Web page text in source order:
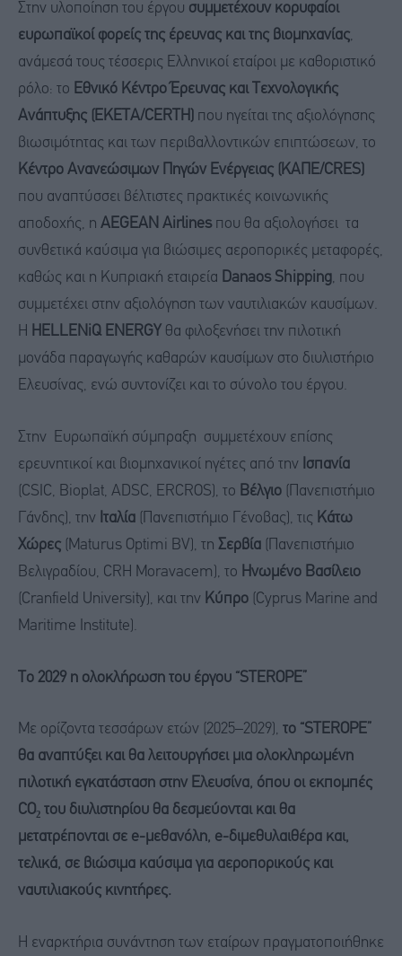
Στην υλοποίηση του έργου συμμετέχουν κορυφαίοι
ευρωπαϊκοί φορείς της έρευνας και της βιομηχανίας,
ανάμεσά τους τέσσερις Ελληνικοί εταίροι με καθοριστικό
ρόλο: το Εθνικό Κέντρο Έρευνας και Τεχνολογικής
Ανάπτυξης (ΕΚΕΤΑ/CERTH)
που ηγείται της αξιολόγησης
βιωσιμότητας και των περιβαλλοντικών επιπτώσεων, το
Κέντρο Ανανεώσιμων Πηγών Ενέργειας (ΚΑΠΕ/CRES)
που αναπτύσσει βέλτιστες πρακτικές κοινωνικής
αποδοχής, η AEGEAN Airlines που θα αξιολογήσει τα
συνθετικά καύσιμα για βιώσιμες αεροπορικές μεταφορές,
καθώς και η Κυπριακή εταιρεία Danaos Shipping, που
συμμετέχει στην αξιολόγηση των ναυτιλιακών καυσίμων.
Η HELLENiQ ENERGY θα φιλοξενήσει την πιλοτική
μονάδα παραγωγής καθαρών καυσίμων στο διυλιστήριο
Ελευσίνας, ενώ συντονίζει και το σύνολο του έργου.
Στην Ευρωπαϊκή σύμπραξη συμμετέχουν επίσης
ερευνητικοί και βιομηχανικοί ηγέτες από την Ισπανία
(CSIC, Bioplat, ADSC, ERCROS), το Βέλγιο (Πανεπιστήμιο
Γάνδης), την Ιταλία (Πανεπιστήμιο Γένοβας), τις Κάτω
Χώρες (Maturus Optimi BV), τη Σερβία (Πανεπιστήμιο
Βελιγραδίου, CRH Moravacem), το Ηνωμένο Βασίλειο
(Cranfield University), και την Κύπρο (Cyprus Marine and
Maritime Institute).
Το 2029 η ολοκλήρωση του έργου “STEROPE
Με ορίζοντα τεσσάρων ετών (2025–2029), το “S TEROPE
θα αναπτύξει και θα λειτουργήσει μια ολοκληρωμένη
πιλοτική εγκατάσταση στην Ελευσίνα, όπου οι εκπομπές
CO₂ του διυλιστηρίου θα δεσμεύονται και θα
μετατρέπονται σε e-μεθανόλη, e-διμεθυλαιθέρα και,
τελικά, σε βιώσιμα καύσιμα για αεροπορικούς και
ναυτιλιακούς κινητήρες.
Η εναρκτήρια συνάντηση των εταίρων πραγματοποιήθηκε